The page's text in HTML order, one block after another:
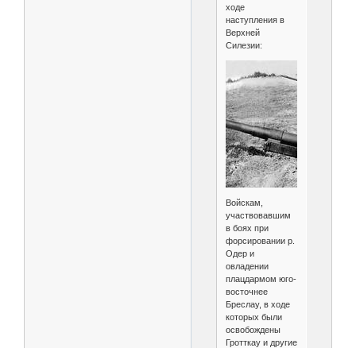
ходе
наступления в
Верхней
Силезии:
Войскам,
участвовавшим
в боях при
форсировании р.
Одер и
овладении
плацдармом юго-
восточнее
Бреслау, в ходе
которых были
освобождены
Гротткау и другие